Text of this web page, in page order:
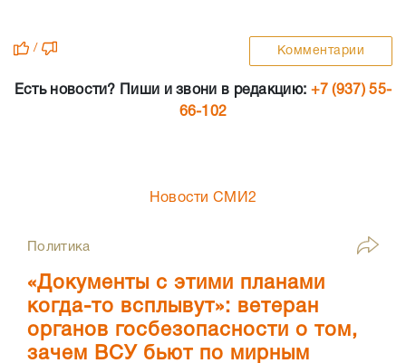
/ Комментарии
Есть новости? Пиши и звони в редакцию: +7 (937) 55-
66-102
Новости СМИ2
Политика
«Документы с этими планами
когда-то всплывут»: ветеран
органов госбезопасности о том,
зачем ВСУ бьют по мирным